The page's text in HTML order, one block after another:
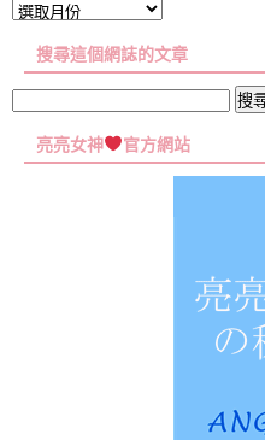
文
彙
搜尋這個網誌的文章
關
亮亮女神 官方網站